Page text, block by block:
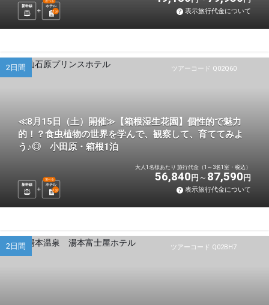
新幹線 ホテル
選べる
1 泊 表示旅行代金について
ツアーコード Q02Q60
2日間
≪8月15日（土）開催≫【箱根湿生花園】個性的で魅力
的！？食虫植物の世界を学んで、観察して、育ててみよ
う♪◎ 小田原・箱根1泊
新幹線 ホテル
選べる
1 泊
大人1名様あたり 旅行代金（1～3名1室・税込）
56,840 円 87,590 円
表示旅行代金について
ツアーコード Q02BH7
2日間